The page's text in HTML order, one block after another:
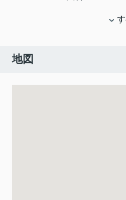
地図